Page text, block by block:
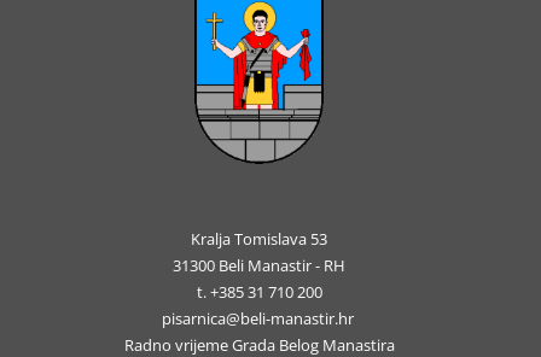
Kralja Tomislava 53
31300 Beli Manastir - RH
t. +385 31 710 200
pisarnica@beli-manastir.hr
Radno vrijeme Grada Belog Manastira